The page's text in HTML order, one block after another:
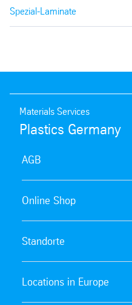
Spezial-Laminate
Materials Services
Plastics Germany
AGB
Online Shop
Standorte
Locations in Europe